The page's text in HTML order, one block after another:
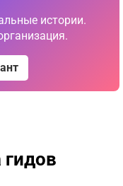
истории.